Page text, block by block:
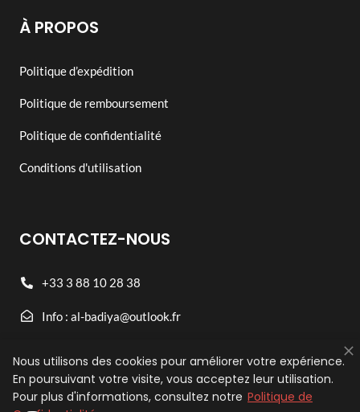
À PROPOS
Politique d’expédition
Politique de remboursement
Politique de confidentialité
Conditions d'utilisation
CONTACTEZ-NOUS
+33 3 88 10 28 38
Info : al-badiya@outlook.fr
Nous utilisons des cookies pour améliorer votre expérience.
En poursuivant votre visite, vous acceptez leur utilisation.
Pour plus d'informations, consultez notre Politique de